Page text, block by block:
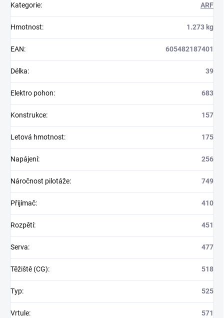
Kategorie: ARF
Hmotnost: 1.273 kg
EAN: 605482187401
Délka: 39
Elektro pohon: 683
Konstrukce: 157
Letová hmotnost: 175
Napájení: 256
Náročnost pilotáže: 749
Přijímač: 410
Rozpětí: 451
Serva: 477
Těžiště (CG): 518
Typ: 525
Vrtule: 571